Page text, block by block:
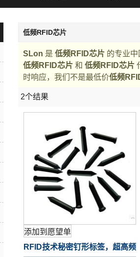
低频RFID芯片
SLon 是 低频RFID芯片 的专业
低频RFID芯片 和 低频RFID芯片
时响应，我们不是最低价低频
2个结果
添加到愿望单
RFID技术秘密钉形标签，超高频